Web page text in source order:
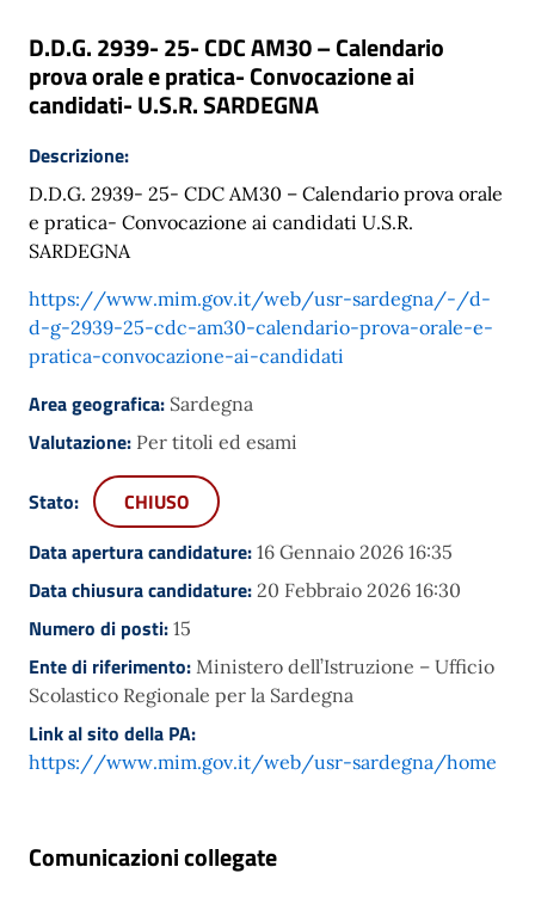
D.D.G. 2939- 25- CDC AM30 – Calendario
prova orale e pratica- Convocazione ai
candidati- U.S.R. SARDEGNA
Descrizione:
D.D.G. 2939- 25- CDC AM30 – Calendario prova orale
e pratica- Convocazione ai candidati U.S.R.
SARDEGNA
https://www.mim.gov.it/web/usr-sardegna/-/d-
d-g-2939-25-cdc-am30-calendario-prova-orale-e-
pratica-convocazione-ai-candidati
Area geografica: Sardegna
Valutazione: Per titoli ed esami
Stato:
CHIUSO
Data apertura candidature: 16 Gennaio 2026 16:35
Data chiusura candidature: 20 Febbraio 2026 16:30
Numero di posti: 15
Ente di riferimento: Ministero dell’Istruzione – Ufficio
Scolastico Regionale per la Sardegna
Link al sito della PA:
https://www.mim.gov.it/web/usr-sardegna/home
Comunicazioni collegate